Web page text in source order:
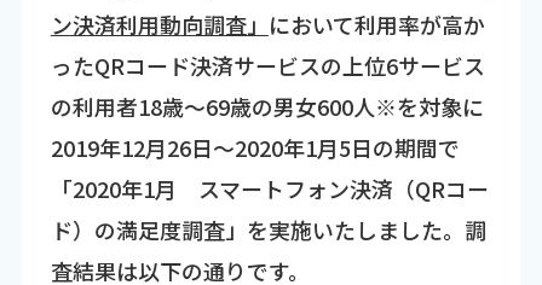
ン決済利用動向調査」 において利用率が高か
ったQRコード決済サービスの上位6サービス
の利用者18歳～69歳の男女600人※を対象に
2019年12月26日～2020年1月5日の期間で
「2020年1月 スマートフォン決済（QRコー
ド）の満足度調査」を実施いたしました。調
査結果は以下の通りです。